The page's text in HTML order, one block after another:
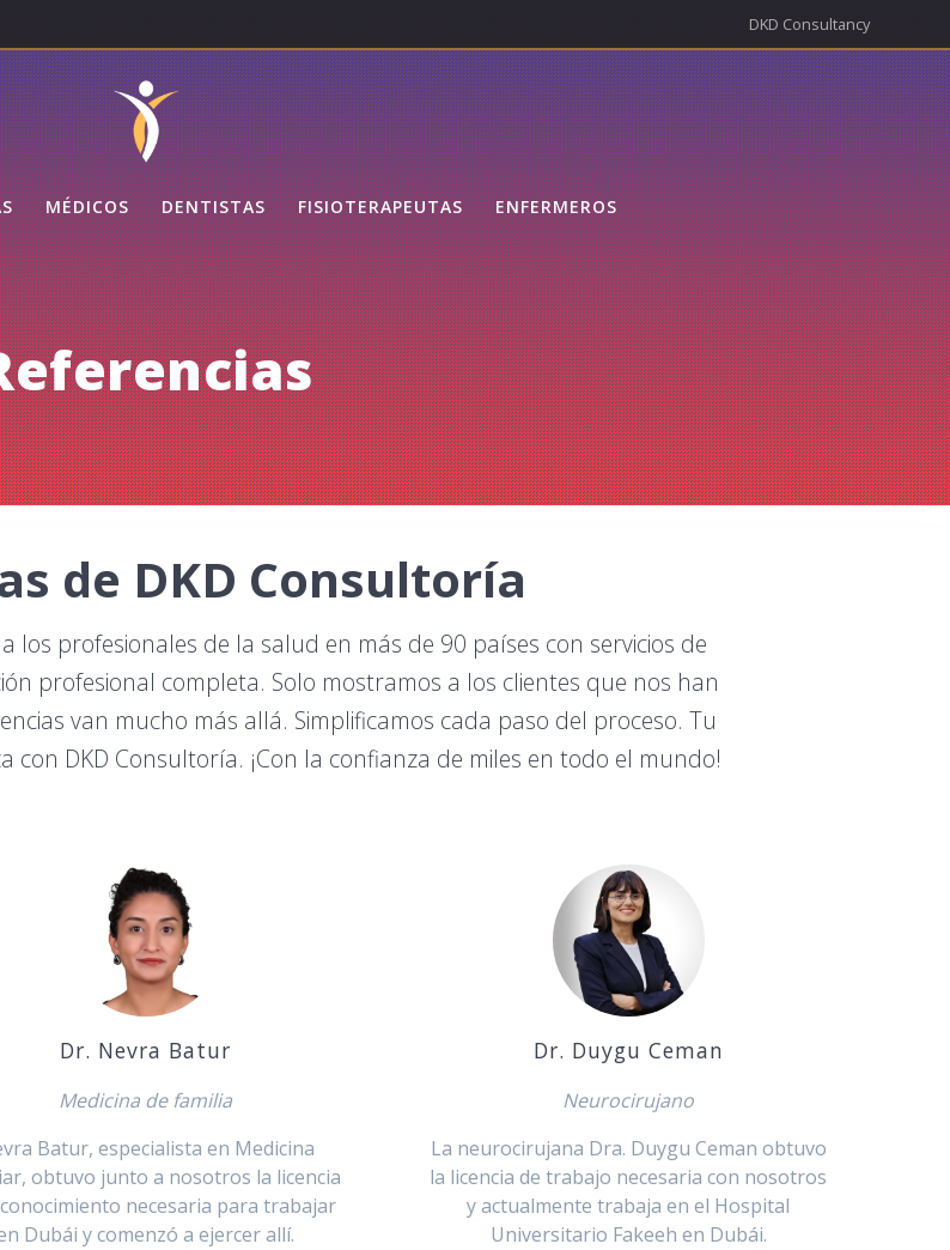
DKD Consultancy
MÉDICOS DENTISTAS FISIOTERAPEUTAS ENFERMEROS
de DKD Consultoría
los profesionales de la salud en más de 90 países con servicios de
profesional completa. Solo mostramos a los clientes que nos han
van mucho más allá. Simplificamos cada paso del proceso. Tu
DKD Consultoría. ¡Con la confianza de miles en todo el mundo!
Dr. Nevra Batur
Medicina de familia
Batur, especialista en Medicina
obtuvo junto a nosotros la licencia
necesaria para trabajar
Dubái y comenzó a ejercer allí.
Dr. Duygu Ceman
Neurocirujano
La neurocirujana Dra. Duygu Ceman obtuvo
la licencia de trabajo necesaria con nosotros
y actualmente trabaja en el Hospital
Universitario Fakeeh en Dubái.